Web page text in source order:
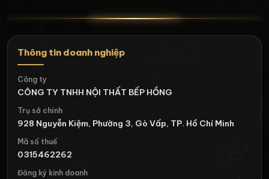
Thông tin doanh nghiệp
Công ty
CÔNG TY TNHH NỘI THẤT BẾP HỒNG
Trụ sở chính
928 Nguyễn Kiệm, Phường 3, Gò Vấp, TP. Hồ Chí Minh
Mã số thuế
0315462262
Đăng ký kinh doanh